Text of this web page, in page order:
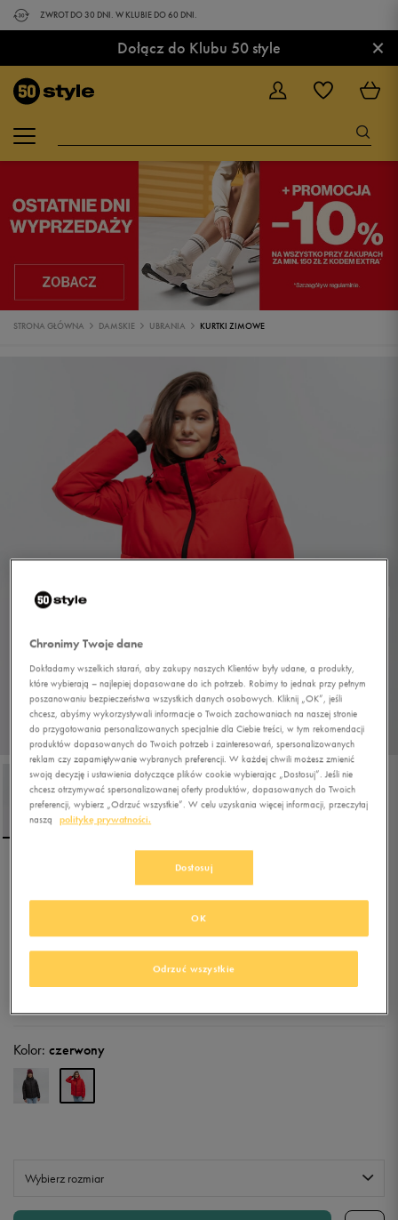
ZWROT DO 30 DNI. W KLUBIE DO 60 DNI.
Dołącz do Klubu 50 style ×
STRONA GŁÓWNA DAMSKIE UBRANIA KURTKI ZIMOWE
1/4
UMBRO KURTKA ZIMOWA
VELA
4.9(81)
Kolor: czerwony
Wybierz rozmiar
Chronimy Twoje dane
Dokładamy wszelkich starań, aby zakupy naszych Klientów były udane, a produkty,
które wybierają – najlepiej dopasowane do ich potrzeb. Robimy to jednak przy pełnym
poszanowaniu bezpieczeństwa wszystkich danych osobowych. Kliknij „OK”, jeśli
chcesz, abyśmy wykorzystywali informacje o Twoich zachowaniach na naszej stronie
do przygotowania personalizowanych specjalnie dla Ciebie treści, w tym rekomendacji
produktów dopasowanych do Twoich potrzeb i zainteresowań, spersonalizowanych
reklam czy zapamiętywanie wybranych preferencji. W każdej chwili możesz zmienić
swoją decyzję i ustawienia dotyczące plików cookie wybierając „Dostosuj”. Jeśli nie
chcesz otrzymywać spersonalizowanej oferty produktów, dopasowanych do Twoich
preferencji, wybierz „Odrzuć wszystkie”. W celu uzyskania więcej informacji, przeczytaj
naszą
politykę prywatności.
Dostosuj
Odrzuć wszystkie
OK